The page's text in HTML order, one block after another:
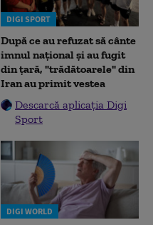
DIGI SPORT
După ce au refuzat să cânte
imnul naţional şi au fugit
din ţară, "trădătoarele" din
Iran au primit vestea
Descarcă aplicația Digi
Sport
DIGI WORLD